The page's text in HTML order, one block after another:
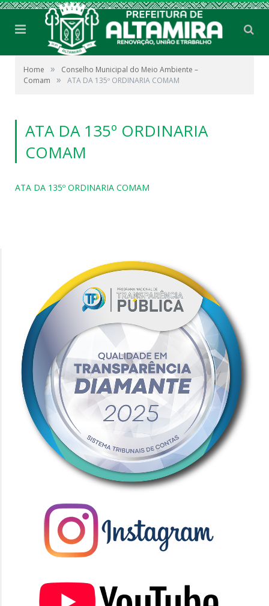
Home »
Conselho Municipal do Meio Ambiente –
Comam
» ATA DA 135º ORDINARIA COMAM
ATA DA 135º ORDINARIA
COMAM
ATA DA 135º ORDINARIA COMAM